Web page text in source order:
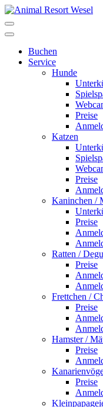
Buchen
Service
Hunde
Preise
Katzen
Preise
Kaninchen /
Preise
Ratten /
Preise
Frettchen /
Preise
Hamster /
Preise
Preise